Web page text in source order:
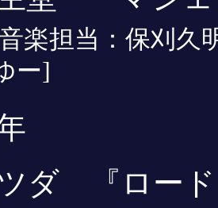
楽担当：保刈久
ー]
ダ 『ロード